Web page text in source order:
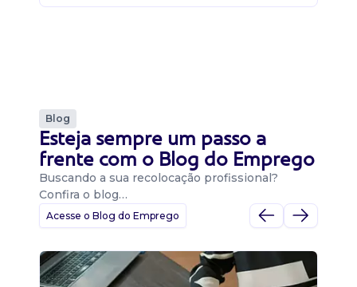
Blog
Esteja sempre um passo a
frente com o Blog do Emprego
Buscando a sua recolocação profissional?
Confira o blog…
Acesse o Blog do Emprego